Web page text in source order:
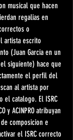
musical que hacen
regalias en
o
artista escrito
(Juan Garcia en un
siguiente) hace que
el perfil del
al artista por
el catalogo. El ISRC
y ACINPRO atribuyan
composicion e
el ISRC correcto